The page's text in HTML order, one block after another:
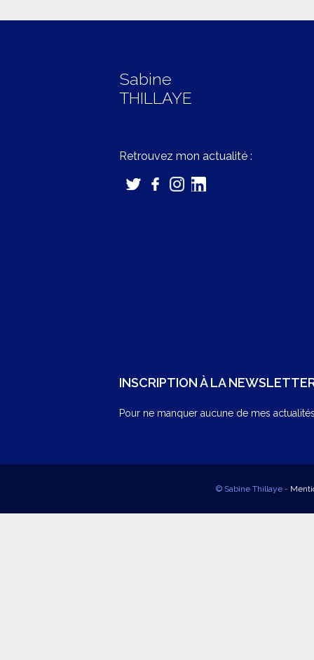
Sabine
THILLAYE
Retrouvez mon actualité :
INSCRIPTION À LA
Pour ne manquer aucune de mes
© Sabine Thillaye -